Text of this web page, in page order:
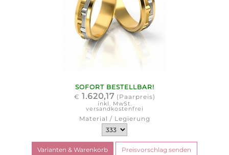
SOFORT BESTELLBAR!
€ 1.620,17 (Paarpreis)
inkl. MwSt.
versandkostenfrei
Material / Legierung